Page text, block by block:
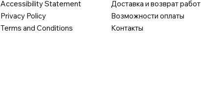
Accessibility Statement
Privacy Policy
Terms and Conditions
Доставка и возврат работ
Возможности оплаты
Контакты